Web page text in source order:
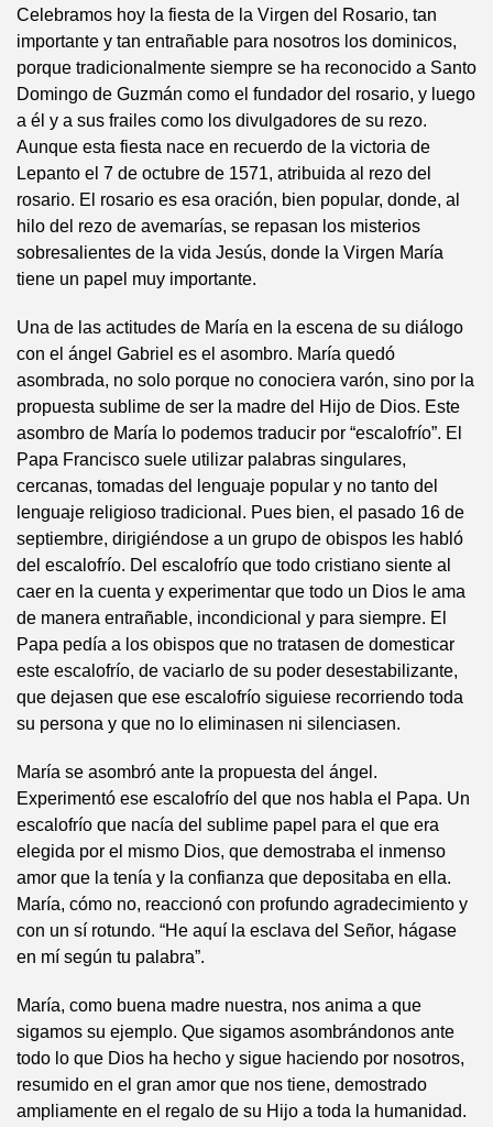
Celebramos hoy la fiesta de la Virgen del Rosario, tan
importante y tan entrañable para nosotros los dominicos,
porque tradicionalmente siempre se ha reconocido a Santo
Domingo de Guzmán como el fundador del rosario, y luego
a él y a sus frailes como los divulgadores de su rezo.
Aunque esta fiesta nace en recuerdo de la victoria de
Lepanto el 7 de octubre de 1571, atribuida al rezo del
rosario. El rosario es esa oración, bien popular, donde, al
hilo del rezo de avemarías, se repasan los misterios
sobresalientes de la vida Jesús, donde la Virgen María
tiene un papel muy importante.
Una de las actitudes de María en la escena de su diálogo
con el ángel Gabriel es el asombro. María quedó
asombrada, no solo porque no conociera varón, sino por la
propuesta sublime de ser la madre del Hijo de Dios. Este
asombro de María lo podemos traducir por “escalofrío”. El
Papa Francisco suele utilizar palabras singulares,
cercanas, tomadas del lenguaje popular y no tanto del
lenguaje religioso tradicional. Pues bien, el pasado 16 de
septiembre, dirigiéndose a un grupo de obispos les habló
del escalofrío. Del escalofrío que todo cristiano siente al
caer en la cuenta y experimentar que todo un Dios le ama
de manera entrañable, incondicional y para siempre. El
Papa pedía a los obispos que no tratasen de domesticar
este escalofrío, de vaciarlo de su poder desestabilizante,
que dejasen que ese escalofrío siguiese recorriendo toda
su persona y que no lo eliminasen ni silenciasen.
María se asombró ante la propuesta del ángel.
Experimentó ese escalofrío del que nos habla el Papa. Un
escalofrío que nacía del sublime papel para el que era
elegida por el mismo Dios, que demostraba el inmenso
amor que la tenía y la confianza que depositaba en ella.
María, cómo no, reaccionó con profundo agradecimiento y
con un sí rotundo. “He aquí la esclava del Señor, hágase
en mí según tu palabra”.
María, como buena madre nuestra, nos anima a que
sigamos su ejemplo. Que sigamos asombrándonos ante
todo lo que Dios ha hecho y sigue haciendo por nosotros,
resumido en el gran amor que nos tiene, demostrado
ampliamente en el regalo de su Hijo a toda la humanidad.